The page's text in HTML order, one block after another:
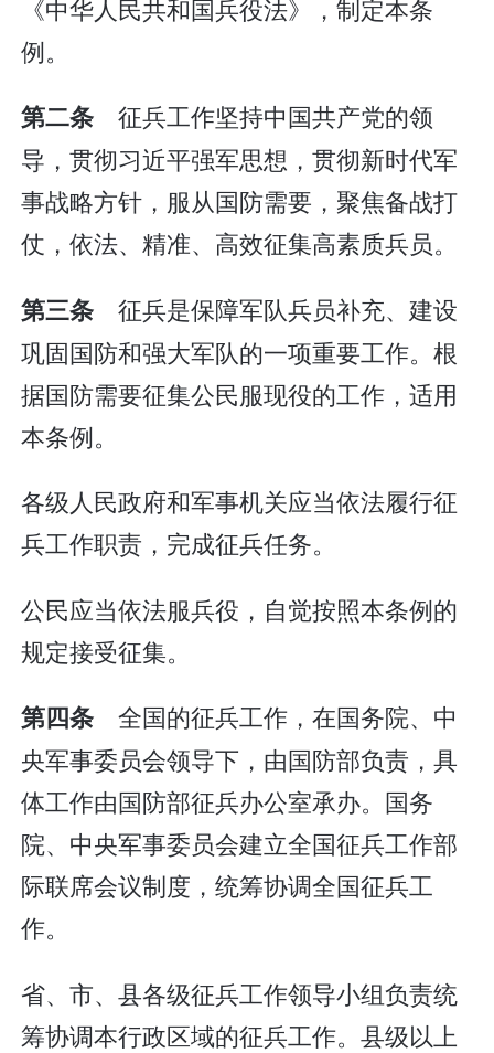
《中华人民共和国兵役法》，制定本条
例。
第二条 征兵工作坚持中国共产党的领
导，贯彻习近平强军思想，贯彻新时代军
事战略方针，服从国防需要，聚焦备战打
仗，依法、精准、高效征集高素质兵员。
第三条 征兵是保障军队兵员补充、建设
巩固国防和强大军队的一项重要工作。根
据国防需要征集公民服现役的工作，适用
本条例。
各级人民政府和军事机关应当依法履行征
兵工作职责，完成征兵任务。
公民应当依法服兵役，自觉按照本条例的
规定接受征集。
第四条 全国的征兵工作，在国务院、中
央军事委员会领导下，由国防部负责，具
体工作由国防部征兵办公室承办。国务
院、中央军事委员会建立全国征兵工作部
际联席会议制度，统筹协调全国征兵工
作。
省、市、县各级征兵工作领导小组负责统
筹协调本行政区域的征兵工作。县级以上